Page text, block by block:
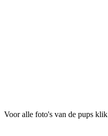
Voor alle foto's van de pups klik